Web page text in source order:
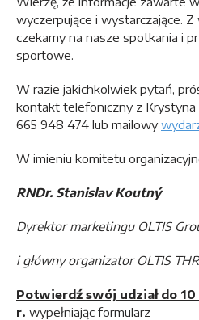
wyczerpujące i wystarczające. Z
czekamy na nasze spotkania i
sportowe.
W razie jakichkolwiek pytań,
kontakt telefoniczny z Krystyna
665 948 474 lub mailowy
W imieniu komitetu
RNDr. Stanislav Koutný
Dyrektor marketingu OLTIS
i główny organizator OLTIS
Potwierdź swój udział do
r. wypełniając formularz